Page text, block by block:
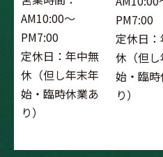
AM10:00～
PM7:00
定休日：年中無
休（但し年末年
始・臨時休業あ
り）
PM7:00
定休日
休（但
始・臨
り）